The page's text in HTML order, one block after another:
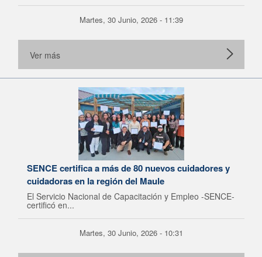
Martes, 30 Junio, 2026 - 11:39
Ver más
SENCE certifica a más de 80 nuevos cuidadores y
cuidadoras en la región del Maule
El Servicio Nacional de Capacitación y Empleo -SENCE-
certificó en...
Martes, 30 Junio, 2026 - 10:31